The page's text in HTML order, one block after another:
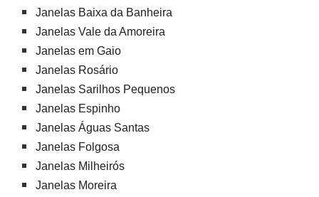
Janelas Baixa da Banheira
Janelas Vale da Amoreira
Janelas em Gaio
Janelas Rosário
Janelas Sarilhos Pequenos
Janelas Espinho
Janelas Águas Santas
Janelas Folgosa
Janelas Milheirós
Janelas Moreira